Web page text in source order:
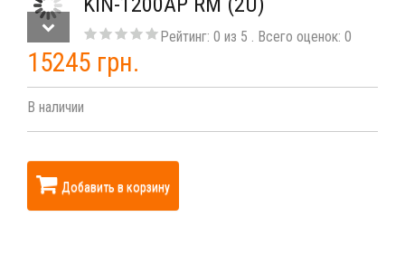
Рейтинг:0 из 5 . Всего оценок:0
15245 грн.
В наличии
Добавить в корзину